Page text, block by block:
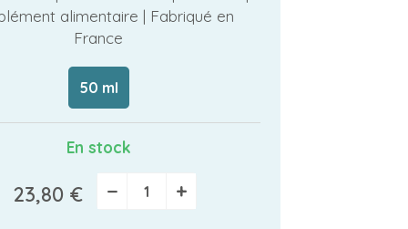
alimentaire | Fabriqué en
France
50 ml
En stock
23,80 € − +